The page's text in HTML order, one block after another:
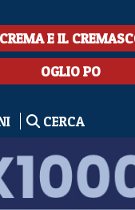
CREMA E IL
OGLIO PO
CERCA